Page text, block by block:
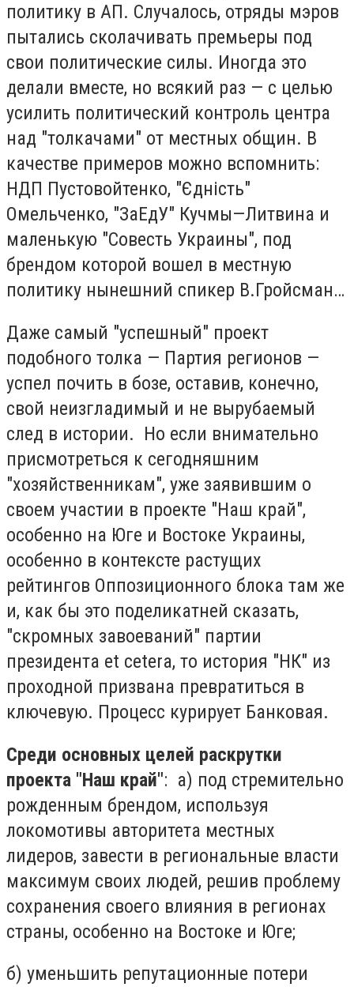
политику в АП. Случалось, отряды мэров
пытались сколачивать премьеры под
свои политические силы. Иногда это
делали вместе, но всякий раз — с целью
усилить политический контроль центра
над "толкачами" от местных общин. В
качестве примеров можно вспомнить:
НДП Пустовойтенко, "Єдність"
Омельченко, "ЗаЕдУ" Кучмы—Литвина и
маленькую "Совесть Украины", под
брендом которой вошел в местную
политику нынешний спикер В.Гройсман…
Даже самый "успешный" проект
подобного толка — Партия регионов —
успел почить в бозе, оставив, конечно,
свой неизгладимый и не вырубаемый
след в истории. Но если внимательно
присмотреться к сегодняшним
"хозяйственникам", уже заявившим о
своем участии в проекте "Наш край",
особенно на Юге и Востоке Украины,
особенно в контексте растущих
рейтингов Оппозиционного блока там же
и, как бы это поделикатней сказать,
"скромных завоеваний" партии
президента еt cetera, то история "НК" из
проходной призвана превратиться в
ключевую. Процесс курирует Банковая.
Среди основных целей раскрутки
проекта "Наш край": а) под стремительно
рожденным брендом, используя
локомотивы авторитета местных
лидеров, завести в региональные власти
максимум своих людей, решив проблему
сохранения своего влияния в регионах
страны, особенно на Востоке и Юге;
б) уменьшить репутационные потери